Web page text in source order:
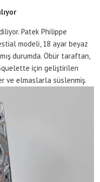
Patek Philippe
modeli, 18 ayar beyaz
durumda. Öbür taraftan,
için geliştirilen
ve elmaslarla süslenmiş.